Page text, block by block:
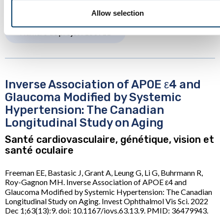
Allow selection
Inverse Association of APOE ε4 and
Glaucoma Modified by Systemic
Hypertension: The Canadian
Longitudinal Study on Aging
Santé cardiovasculaire, génétique, vision et
santé oculaire
Freeman EE, Bastasic J, Grant A, Leung G, Li G, Buhrmann R,
Roy-Gagnon MH. Inverse Association of APOE ε4 and
Glaucoma Modified by Systemic Hypertension: The Canadian
Longitudinal Study on Aging. Invest Ophthalmol Vis Sci. 2022
Dec 1;63(13):9. doi: 10.1167/iovs.63.13.9. PMID: 36479943.